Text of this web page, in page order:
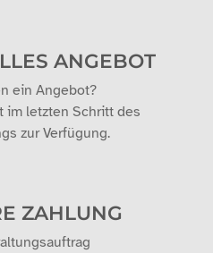
ANGEBOT
ein Angebot?
im letzten Schritt des
zur Verfügung.
ZAHLUNG